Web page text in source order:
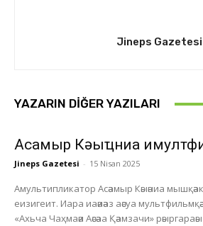
Jineps Gazetesi
YAZARIN DIĞER YAZILARI
Асҭамыр Кәыҵниа
Jineps Gazetesi - 15 Nisan 2025
Амультипликатор Асәамыр Кәыәниа
еизигеит. Иара иаәиәаз аәсуа
«Ахьча Чаҳмаәи Аәсәаа Қәамзачи»